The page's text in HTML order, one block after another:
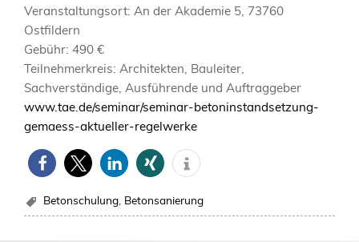
Veranstaltungsort: An der Akademie 5, 73760
Ostfildern
Gebühr: 490 €
Teilnehmerkreis: Architekten, Bauleiter,
Sachverständige, Ausführende und Auftraggeber
www.tae.de/seminar/seminar-betoninstandsetzung-
gemaess-aktueller-regelwerke
Betonschulung Betonsanierung